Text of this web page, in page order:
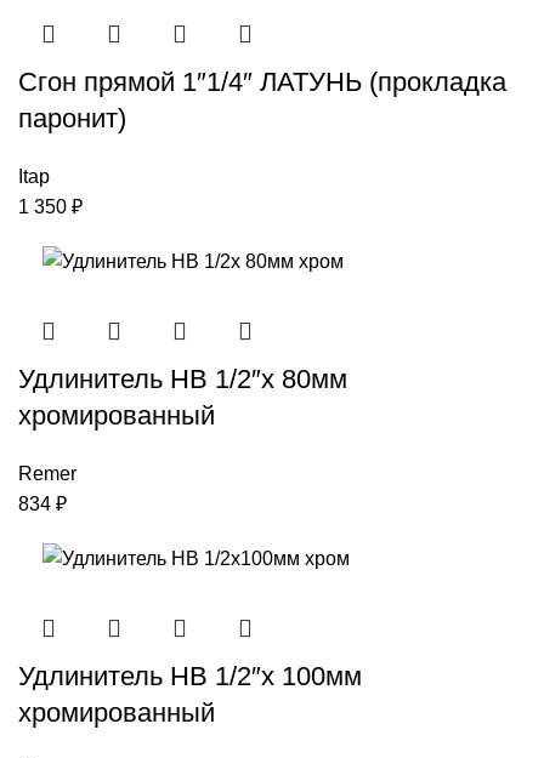
Сгон прямой 1″1/4″ ЛАТУНЬ (прокладка
паронит)
Itap
1 350 ₽
Удлинитель НВ 1/2″x 80мм
хромированный
Remer
834 ₽
Удлинитель НВ 1/2″х 100мм
хромированный